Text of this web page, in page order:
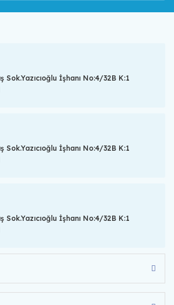
Sok.Yazıcıoğlu İşhanı No:4/32B K:1
Sok.Yazıcıoğlu İşhanı No:4/32B K:1
Sok.Yazıcıoğlu İşhanı No:4/32B K:1